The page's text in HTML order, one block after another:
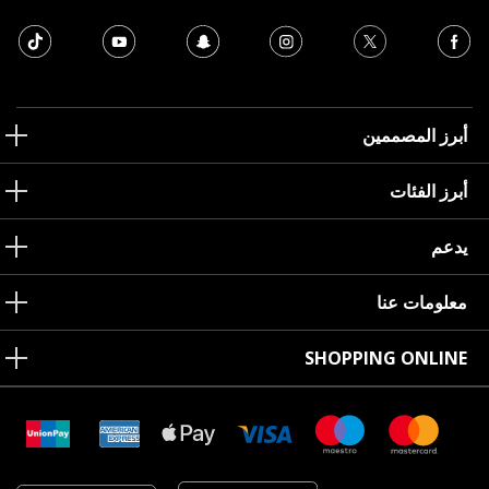
أبرز المصممين
أبرز الفئات
يدعم
معلومات عنا
SHOPPING ONLINE